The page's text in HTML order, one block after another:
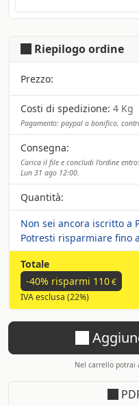
Riepilogo ordine
Prezzo:
Costi di spedizione: 4 Kg
Pagamento: paypal o bonifico,
Consegna:
Carica il file e concludi l'ordine entro:
Lun 31 ago 12:00.
Quantità:
Non sei ancora iscritto a
Potresti risparmiare fino a
Totale
-40% risparmi 110€
IVA esclusa (22%)
Nel carrello potrai